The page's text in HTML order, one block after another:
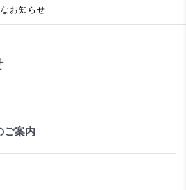
お知らせ
ご案内